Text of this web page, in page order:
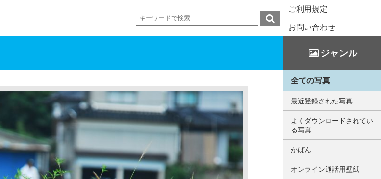
ご利用規定
お問い合わせ
ジャンル
全ての写真
最近登録された写真
よくダウンロードされてい
る写真
かばん
オンライン通話用壁紙